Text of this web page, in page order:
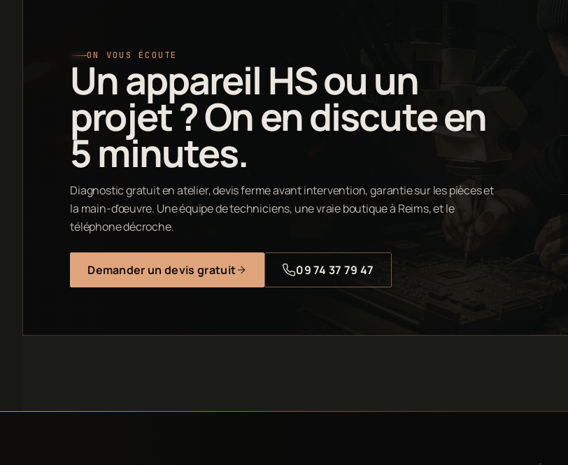
ON VOUS ÉCOUTE
Un appareil HS ou un
projet ? On en discute en
5 minutes.
Diagnostic gratuit en atelier, devis ferme avant intervention, garantie sur les pièces et
la main-d'œuvre. Une équipe de techniciens, une vraie boutique à Reims, et le
téléphone décroche.
Demander un devis gratuit 09 74 37 79 47